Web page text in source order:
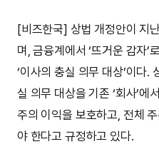
[비즈한국] 상법 개정안이 지
며, 금융계에서 ‘뜨거운 감자’
‘이사의 충실 의무 대상’이다.
실 의무 대상을 기존 ‘회사’에
주의 이익을 보호하고, 전체
야 한다고 규정하고 있다.